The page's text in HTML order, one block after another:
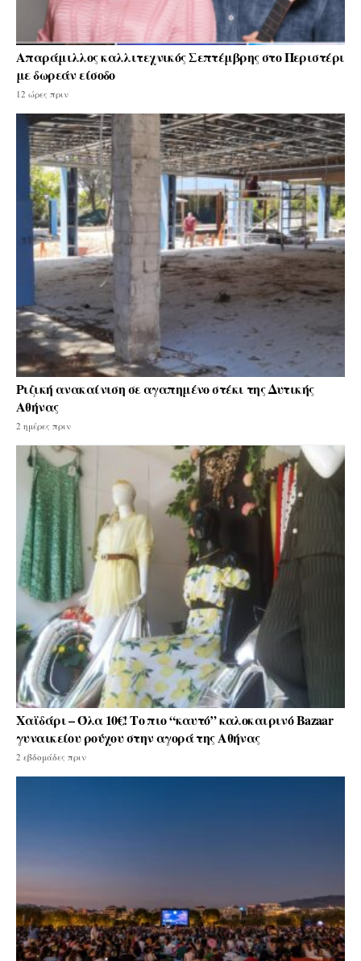
Απαράμιλλος καλλιτεχνικός Σεπτέμβρης στο Περιστέρι
με δωρεάν είσοδο
12 ώρες πριν
Ριζική ανακαίνιση σε αγαπημένο στέκι της Δυτικής
Αθήνας
2 ημέρες πριν
Χαϊδάρι – Όλα 10€! Το πιο “καυτό” καλοκαιρινό Bazaar
γυναικείου ρούχου στην αγορά της Αθήνας
2 εβδομάδες πριν